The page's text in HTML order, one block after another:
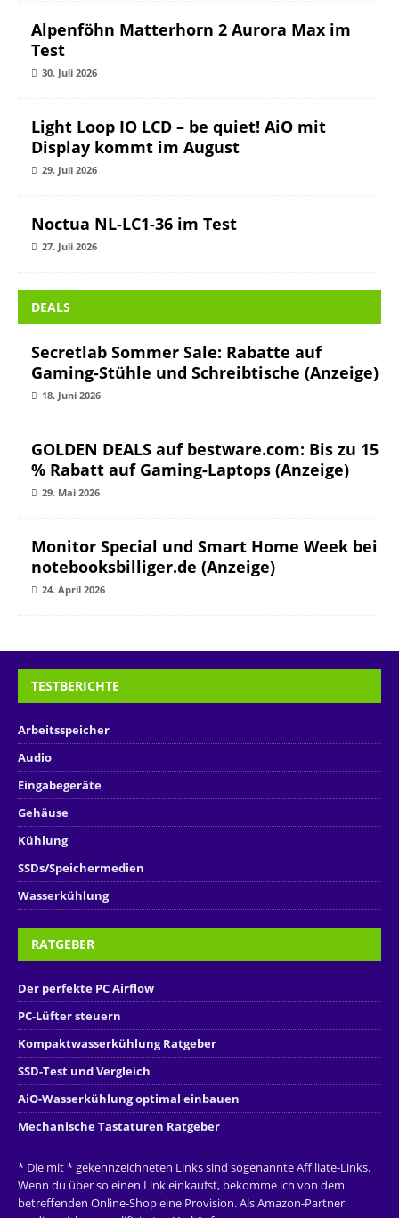
Alpenföhn Matterhorn 2 Aurora Max im
Test
30. Juli 2026
Light Loop IO LCD – be quiet! AiO mit
Display kommt im August
29. Juli 2026
Noctua NL-LC1-36 im Test
27. Juli 2026
DEALS
Secretlab Sommer Sale: Rabatte auf
Gaming-Stühle und Schreibtische (Anzeige)
18. Juni 2026
GOLDEN DEALS auf bestware.com: Bis zu 15
% Rabatt auf Gaming-Laptops (Anzeige)
29. Mai 2026
Monitor Special und Smart Home Week bei
notebooksbilliger.de (Anzeige)
24. April 2026
TESTBERICHTE
Arbeitsspeicher
Audio
Eingabegeräte
Gehäuse
Kühlung
SSDs/Speichermedien
Wasserkühlung
RATGEBER
Der perfekte PC Airflow
PC-Lüfter steuern
Kompaktwasserkühlung Ratgeber
SSD-Test und Vergleich
AiO-Wasserkühlung optimal einbauen
Mechanische Tastaturen Ratgeber
* Die mit * gekennzeichneten Links sind sogenannte Affiliate-Links.
Wenn du über so einen Link einkaufst, bekomme ich von dem
betreffenden Online-Shop eine Provision. Als Amazon-Partner